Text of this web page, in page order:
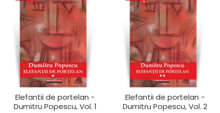
Elefantii de portelan -
Dumitru Popescu, Vol. 1
Elefantii de portelan -
Dumitru Popescu, Vol. 2